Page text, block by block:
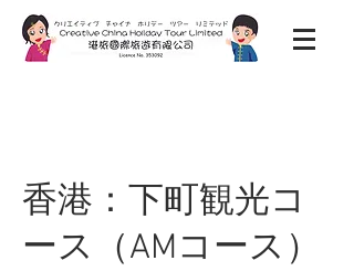
香港：下町観光コ
ース（AMコース）